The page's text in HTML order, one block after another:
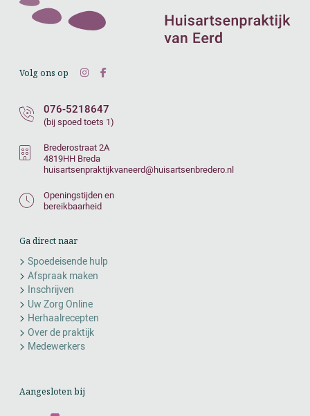
Volg ons op
076-5218647
(bij spoed toets 1)
Brederostraat 2A
4819HH Breda
huisartsenpraktijkvaneerd@huisartsenbredero.nl
Openingstijden en
bereikbaarheid
Ga direct naar
Spoedeisende hulp
Afspraak maken
Inschrijven
Uw Zorg Online
Herhaalrecepten
Over de praktijk
Medewerkers
Aangesloten bij